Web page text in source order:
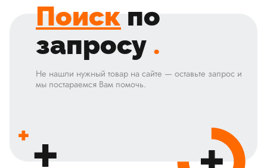
Поиск по
запросу .
Не нашли нужный товар на сайте — оставьте запрос и
мы постараемся Вам помочь.